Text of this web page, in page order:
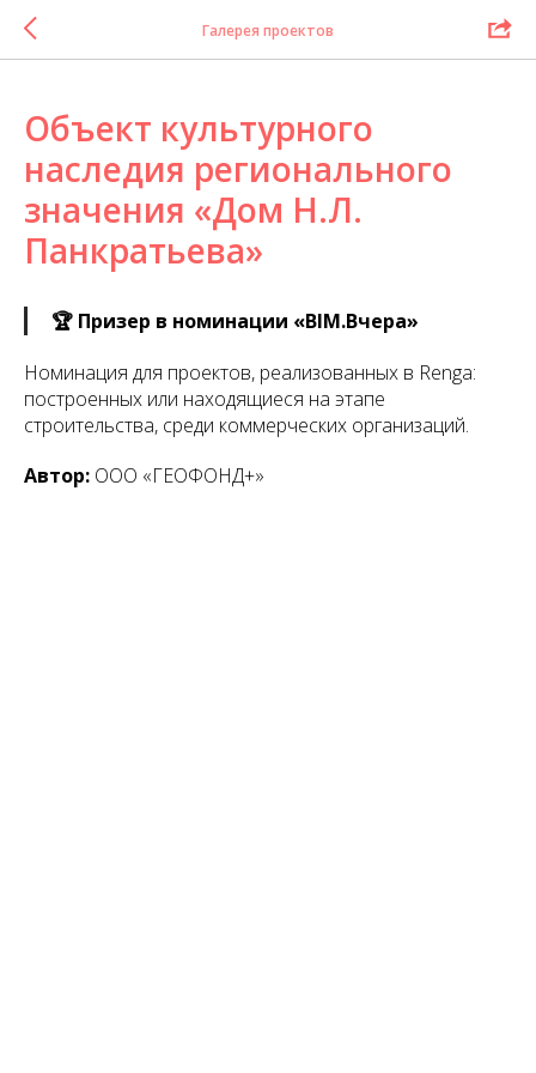
Галерея проектов
Объект культурного
наследия регионального
значения «Дом Н.Л.
Панкратьева»
🏆 Призер в номинации «BIM.Вчера»
Номинация для проектов, реализованных в Renga:
построенных или находящиеся на этапе
строительства, среди коммерческих организаций.
Автор: ООО «ГЕОФОНД+»